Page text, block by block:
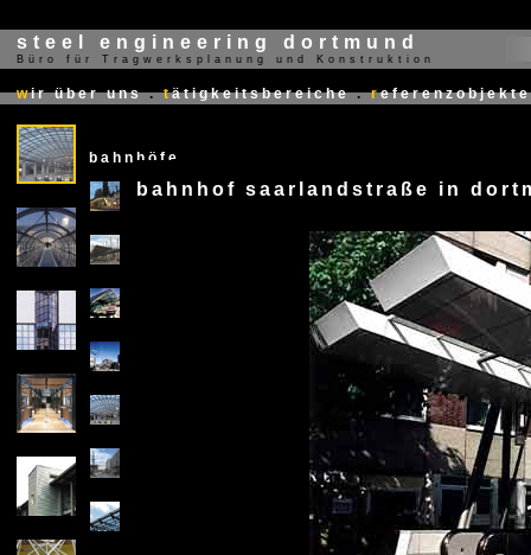
steel engineering dortmund
Büro für Tragwerksplanung und Konstruktion
wir über uns . tätigkeitsbereiche . referenzobjekte
bahnhöfe
X
bahnhof saarlandstraße in